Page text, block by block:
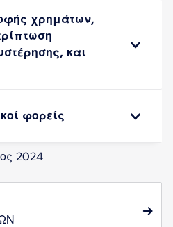
χρημάτων,
και
φορείς
2024